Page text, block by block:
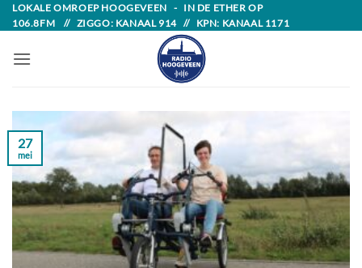
Skip
to
content
LOKALE OMROEP HOOGEVEEN - IN DE ETHER OP
106.8FM // ZIGGO: KANAAL 914 // KPN: KANAAL 1171
27
mei